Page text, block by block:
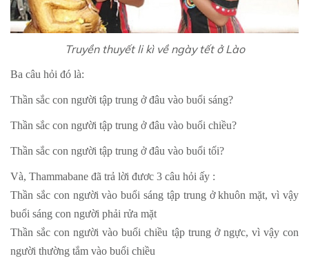
Truyền thuyết li kì về ngày tết ở Lào
Ba câu hỏi đó là:
Thần sắc con người tập trung ở đâu vào buổi sáng?
Thần sắc con người tập trung ở đâu vào buổi chiều?
Thần sắc con người tập trung ở đâu vào buổi tối?
Và, Thammabane đã trả lời đươc 3 câu hỏi ấy :
Thần sắc con người vào buổi sáng tập trung ở khuôn mặt, vì vậy
buổi sáng con người phải rửa mặt
Thần sắc con người vào buổi chiều tập trung ở ngực, vì vậy con
người thường tắm vào buổi chiều